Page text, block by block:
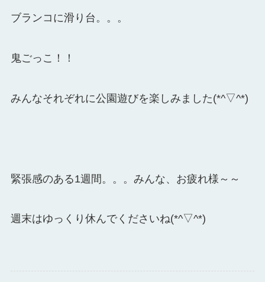
ブランコに滑り台。。。
鬼ごっこ！！
みんなそれぞれに公園遊びを楽しみました(*^▽^*)
緊張感のある1週間。。。みんな、お疲れ様～～
週末はゆっくり休んでくださいね(*^▽^*)